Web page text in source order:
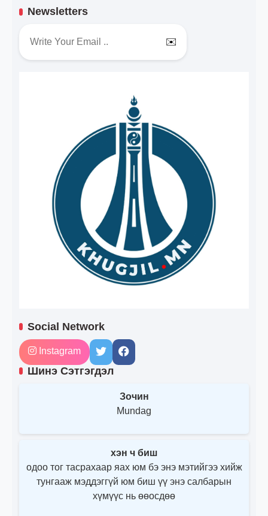
Newsletters
✉️
Social Network
Instagram
Шинэ Сэтгэгдэл
Зочин
Mundag
хэн ч биш
одоо тог тасрахаар яах юм бэ энэ мэтийгээ хийж
тунгааж мэддэггүй юм биш үү энэ салбарын
хүмүүс нь өөосдөө